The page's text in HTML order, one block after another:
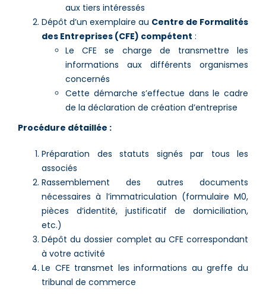
aux tiers intéressés
Dépôt d’un exemplaire au Centre de Formalités
des Entreprises (CFE) compétent :
Le CFE se charge de transmettre les
informations aux différents organismes
concernés
Cette démarche s’effectue dans le cadre
de la déclaration de création d’entreprise
Procédure détaillée :
Préparation des statuts signés par tous les
associés
Rassemblement des autres documents
nécessaires à l’immatriculation (formulaire M0,
pièces d’identité, justificatif de domiciliation,
etc.)
Dépôt du dossier complet au CFE correspondant
à votre activité
Le CFE transmet les informations au greffe du
tribunal de commerce